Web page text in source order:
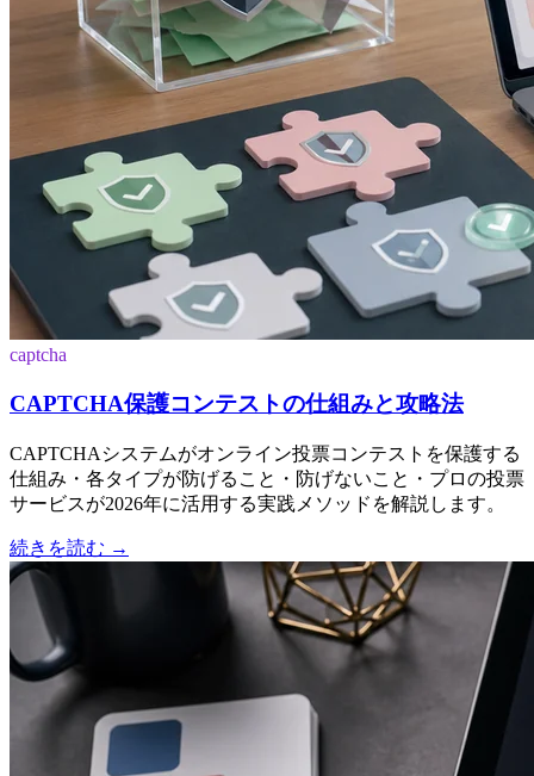
captcha
CAPTCHA保護コンテストの仕組みと攻略法
CAPTCHAシステムがオンライン投票コンテストを保護する
仕組み・各タイプが防げること・防げないこと・プロの投票
サービスが2026年に活用する実践メソッドを解説します。
続きを読む →